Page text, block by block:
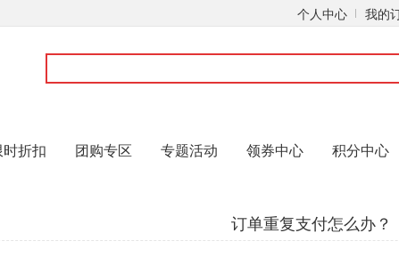
个人中心 我的
时折扣 团购专区 专题活动 领券中心 积分中心
订单重复支付怎么办？